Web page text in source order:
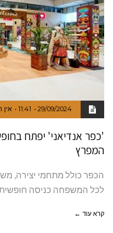
29/09/2024
11:41 אין
'כפר אנדיאני' יפתח
המפרץ
הכפר כולל מתחמי יצירה,
לכל המשפחה כניסה
קרא עוד ←